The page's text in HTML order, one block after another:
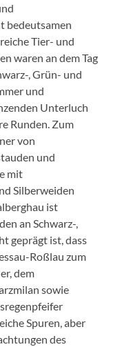
bedeutsamen
Tier- und
waren an dem Tag
, Grün- und
und
Unterluch
Runden. Zum
von
und
mit
Silberweiden
ist
an Schwarz-,
geprägt ist, dass
Roßlau zum
dem
sowie
Spuren, aber
des